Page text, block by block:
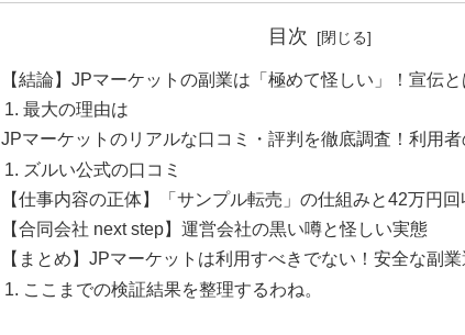
目次
【結論】JPマーケットの副業は「極めて怪しい」！宣伝
最大の理由は
JPマーケットのリアルな口コミ・評判を徹底調査！利用
ズルい公式の口コミ
【仕事内容の正体】「サンプル転売」の仕組みと42万円
【合同会社 next step】運営会社の黒い噂と怪しい実態
【まとめ】JPマーケットは利用すべきでない！安全な副
ここまでの検証結果を整理するわね。